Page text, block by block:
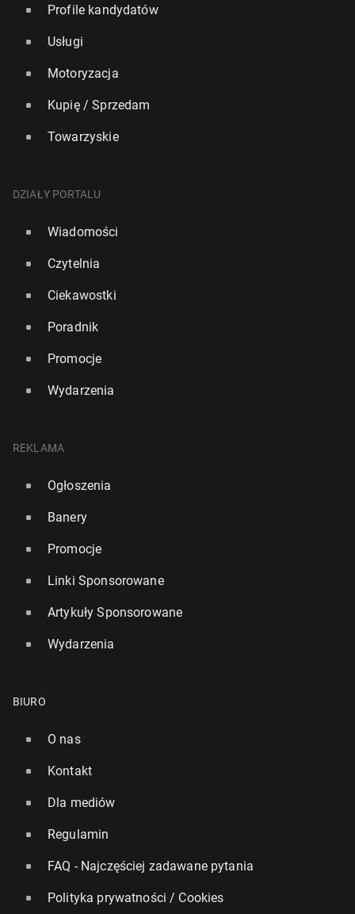
Profile kandydatów
Usługi
Motoryzacja
Kupię / Sprzedam
Towarzyskie
DZIAŁY PORTALU
Wiadomości
Czytelnia
Ciekawostki
Poradnik
Promocje
Wydarzenia
REKLAMA
Ogłoszenia
Banery
Promocje
Linki Sponsorowane
Artykuły Sponsorowane
Wydarzenia
BIURO
O nas
Kontakt
Dla mediów
Regulamin
FAQ - Najczęściej zadawane pytania
Polityka prywatności / Cookies